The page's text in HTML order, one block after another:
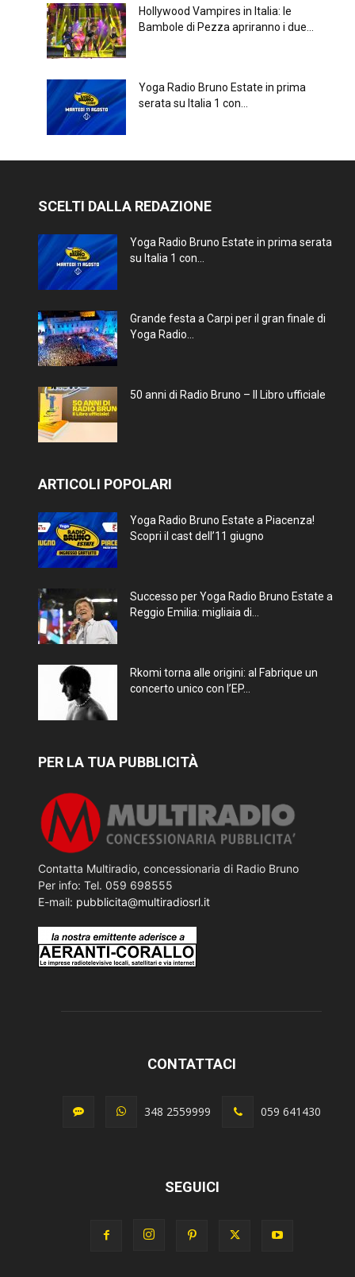
Hollywood Vampires in Italia: le
Bambole di Pezza apriranno i due...
Yoga Radio Bruno Estate in prima
serata su Italia 1 con...
SCELTI DALLA REDAZIONE
Yoga Radio Bruno Estate in prima serata
su Italia 1 con...
Grande festa a Carpi per il gran finale di
Yoga Radio...
50 anni di Radio Bruno – Il Libro ufficiale
ARTICOLI POPOLARI
Yoga Radio Bruno Estate a Piacenza!
Scopri il cast dell’11 giugno
Successo per Yoga Radio Bruno Estate a
Reggio Emilia: migliaia di...
Rkomi torna alle origini: al Fabrique un
concerto unico con l’EP...
PER LA TUA PUBBLICITÀ
Contatta Multiradio, concessionaria di Radio Bruno
Per info: Tel. 059 698555
E-mail: pubblicita@multiradiosrl.it
CONTATTACI
348 2559999 059 641430
SEGUICI